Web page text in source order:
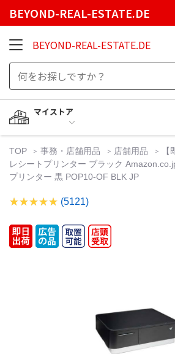
BEYOND-REAL-ESTATE.DE
BEYOND-REAL-ESTATE.DE
マイストア
TOP 事務・店舗用品 店舗用品
レシートプリンター ブラック
プリンター 黒 POP10-OF BLK JP
(5121)